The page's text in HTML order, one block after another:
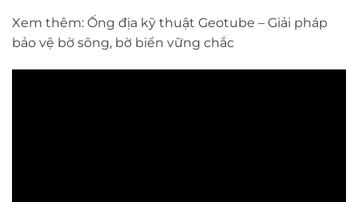
Xem thêm: Ống địa kỹ thuật Geotube – Giải pháp
bảo vệ bờ sông, bờ biển vững chắc